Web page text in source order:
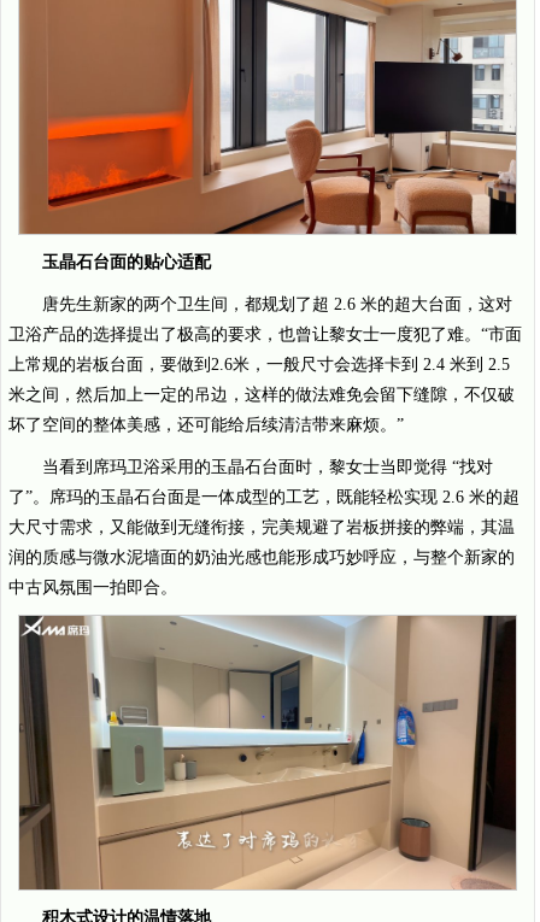
玉晶石台面的贴心适配
唐先生新家的两个卫生间，都规划了超 2.6 米的超大台面，这对
卫浴产品的选择提出了极高的要求，也曾让黎女士一度犯了难。“市面
上常规的岩板台面，要做到2.6米，一般尺寸会选择卡到 2.4 米到 2.5
米之间，然后加上一定的吊边，这样的做法难免会留下缝隙，不仅破
坏了空间的整体美感，还可能给后续清洁带来麻烦。”
当看到席玛卫浴采用的玉晶石台面时，黎女士当即觉得 “找对
了”。席玛的玉晶石台面是一体成型的工艺，既能轻松实现 2.6 米的超
大尺寸需求，又能做到无缝衔接，完美规避了岩板拼接的弊端，其温
润的质感与微水泥墙面的奶油光感也能形成巧妙呼应，与整个新家的
中古风氛围一拍即合。
积木式设计的温情落地